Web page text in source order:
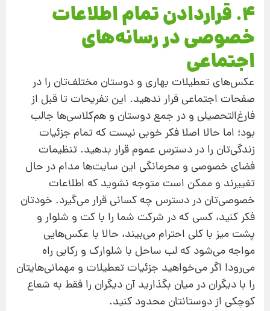
4. قراردادن تمام اطلاعات
خصوصی در رسانه‌های
اجتماعی
عکس‌های تعطیلات بهاری و دوستان مختلف‌تان را در
صفحات اجتماعی قرار ندهید. این تفریحات تا قبل از
فارغ‌التحصیلی و در جمع دوستان و هم‌کلاسی‌ها جالب
بود؛ اما حالا اصلا فکر خوبی نیست که تمام جزئیات
زندگی‌تان را در دسترس عموم قرار بدهید. تنظیمات
فضای خصوصی و محرمانگی این سایت‌ها مدام در حال
تغییرند و ممکن است متوجه نشوید که اطلاعات
خصوصی‌تان در دسترس چه کسانی قرار می‌گیرد. خودتان
فکر کنید، کسی که در شرکت شما را با کت و شلوار و
پشت میز با کلی احترام می‌بیند، حالا با عکس‌هایی
مواجه می‌شود که لب ساحل با شلوارک و رکابی راه
می‌رود! اگر می‌خواهید جزئیات تعطیلات و مهمانی‌هایتان
را با دیگران در میان بگذارید آن دیگران را فقط به شعاع
کوچکی از دوستانتان محدود کنید.